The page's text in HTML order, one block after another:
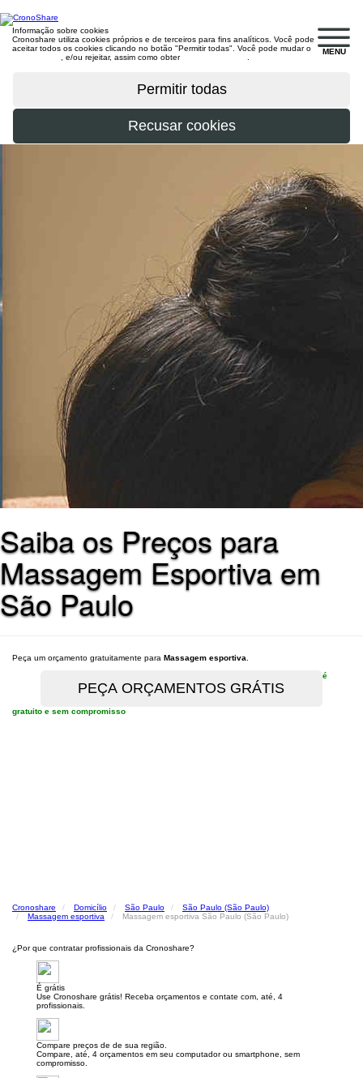
MENU
Informação sobre cookies
Cronoshare utiliza cookies próprios e de terceiros para fins analíticos. Você pode
aceitar todos os cookies clicando no botão "Permitir todas". Você pode mudar o
, e/ou rejeitar, assim como obter
Saiba os Preços para
Massagem Esportiva em
São Paulo
Peça um orçamento gratuitamente para Massagem esportiva
é
gratuito e sem compromisso
Cronoshare Domicílio São Paulo
São Paulo (São Paulo)
Massagem esportiva
Massagem esportiva São Paulo (São Paulo)
¿Por que contratar profissionais da Cronoshare?
É grátis
Use Cronoshare grátis! Receba orçamentos e contate com, até, 4
profissionais.
Compare preços de de sua região.
Compare, até, 4 orçamentos em seu computador ou smartphone, sem
compromisso.